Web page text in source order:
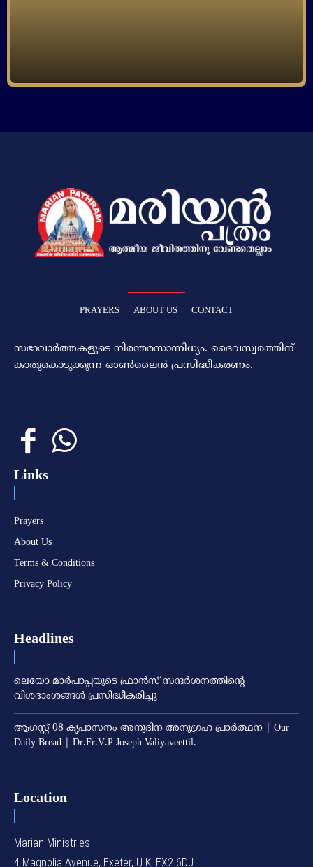
PRAYERS ABOUT US CONTACT
സഭാവാര്‍ത്തകളുടെ നിരന്തരസാന്നിധ്യം. ദൈവസ്വരത്തിന്‌
കാതുകൊടുക്കുന്ന ഓണ്‍ലൈന്‍ പ്രസിദ്ധീകരണം.
Links
Prayers
About Us
Terms & Conditions
Privacy Policy
Headlines
ലെയോ മാര്‍പാപ്പയുടെ ഫ്രാന്‍സ് സന്ദര്‍ശനത്തിന്റെ
വിശദാംശങ്ങള്‍ പ്രസിദ്ധീകരിച്ചു
ആഗസ്റ്റ് 08 കൃപാസനം അനുദിന അനുഗ്രഹ പ്രാർത്ഥന | Our
Daily Bread | Dr.Fr.V.P Joseph Valiyaveettil.
Location
Marian Ministries
4 Magnolia Avenue, Exeter, U K, EX2 6DJ